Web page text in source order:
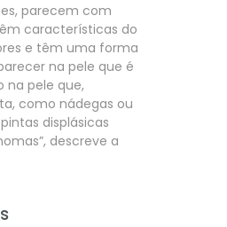
parecem com
características do
e têm uma forma
na pele que é
na pele que,
como nádegas ou
displásicas
descreve a